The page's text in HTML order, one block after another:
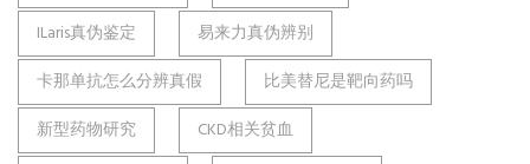
ILaris真伪鉴定
易来力真伪辨别
卡那单抗怎么分辨真假
比美替尼是靶向药吗
新型药物研究
CKD相关贫血